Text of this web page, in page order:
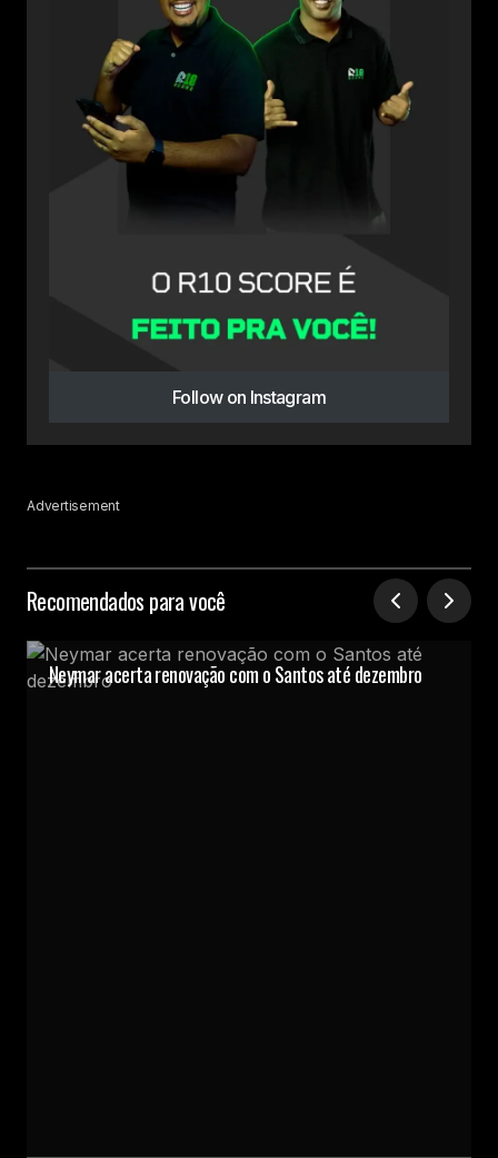
Follow on Instagram
Advertisement
Recomendados para você
Neymar acerta renovação com o Santos até dezembro